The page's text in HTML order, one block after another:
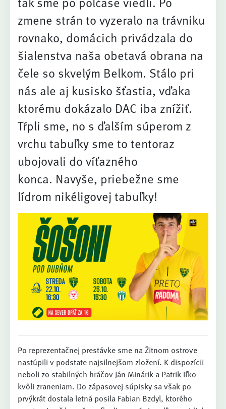
zmene strán to vyzeralo na trávniku
rovnako, domácich privádzala do
šialenstva naša obetavá obrana na
čele so skvelým Belkom. Stálo pri
nás ale aj kusisko šťastia, vďaka
ktorému dokázalo DAC iba znížiť.
Tŕpli sme, no s ďalším súperom z
vrchu tabuľky sme to tentoraz
ubojovali do víťazného
konca. Navyše, priebežne sme
lídrom nikéligovej tabuľky!
Po reprezentačnej prestávke sme na Žitnom ostrove
nastúpili v podstate najsilnejšom zložení. K dispozícii
neboli zo stabilných hráčov Ján Minárik a Patrik Iľko
kvôli zraneniam. Do zápasovej súpisky sa však po
prvýkrát dostala letná posila Fabian Bzdyl, ktorého